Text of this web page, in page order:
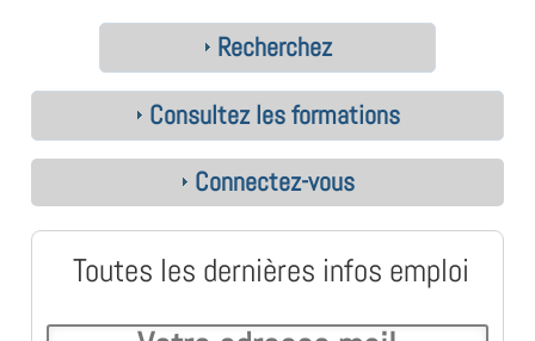
Recherchez
Consultez les formations
Connectez-vous
Toutes les dernières infos emploi